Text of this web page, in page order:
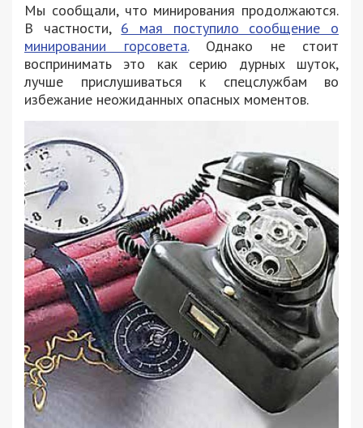
Мы сообщали, что минирования продолжаются.
В частности, 6 мая поступило сообщение о
минировании горсовета.Однако не стоит
воспринимать это как серию дурных шуток,
лучше прислушиваться к спецслужбам во
избежание неожиданных опасных моментов.